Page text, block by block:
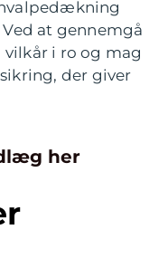
at gennemgå
i ro og mag
der giver
her